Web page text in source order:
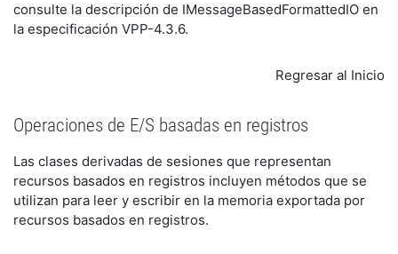
consulte la descripción de IMessageBasedFormattedIO en
la especificación VPP-4.3.6.
Regresar al Inicio
Operaciones de E/S basadas en registros
Las clases derivadas de sesiones que representan
recursos basados en registros incluyen métodos que se
utilizan para leer y escribir en la memoria exportada por
recursos basados en registros.